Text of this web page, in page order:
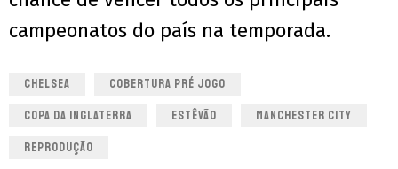
campeonatos do país na temporada.
CHELSEA COBERTURA PRÉ JOGO
COPA DA INGLATERRA ESTÊVÃO MANCHESTER CITY
REPRODUÇÃO